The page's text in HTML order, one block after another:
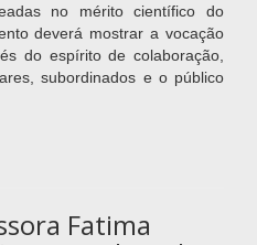
no mérito científico do
deverá mostrar a vocação
do espírito de colaboração,
subordinados e o público
Fatima